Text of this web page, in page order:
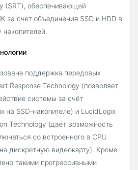
(SRT), обеспечивающей
за счет объединения SSD и HDD в
поддержка передовых
Response Technology (позволяет
системы за счёт
на SSD-накопителе) и LucidLogix
Technology (даёт возможность
со встроенного в CPU
дискретную видеокарту). Кроме
такими прогрессивными